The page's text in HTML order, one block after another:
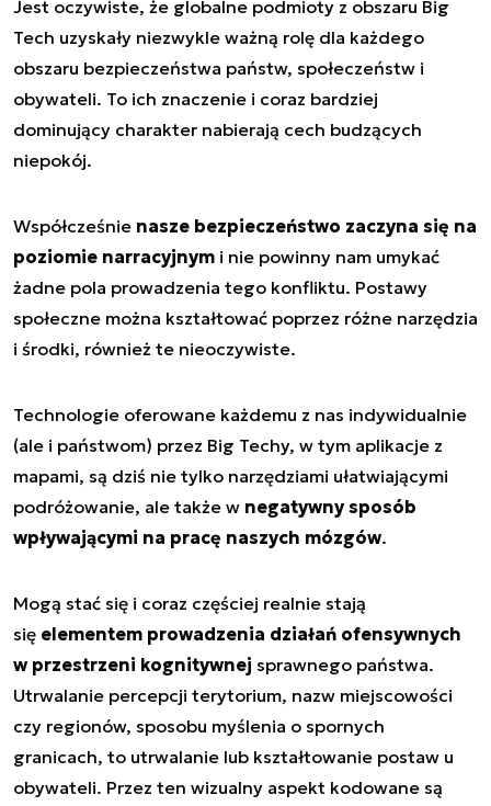
Jest oczywiste, że globalne podmioty z obszaru Big
Tech uzyskały niezwykle ważną rolę dla każdego
obszaru bezpieczeństwa państw, społeczeństw i
obywateli. To ich znaczenie i coraz bardziej
dominujący charakter nabierają cech budzących
niepokój.
Współcześnie nasze bezpieczeństwo zaczyna się na
poziomie narracyjnym i nie powinny nam umykać
żadne pola prowadzenia tego konfliktu. Postawy
społeczne można kształtować poprzez różne narzędzia
i środki, również te nieoczywiste.
Technologie oferowane każdemu z nas indywidualnie
(ale i państwom) przez Big Techy, w tym aplikacje z
mapami, są dziś nie tylko narzędziami ułatwiającymi
podróżowanie, ale także w negatywny sposób
wpływającymi na pracę naszych mózgów.
Mogą stać się i coraz częściej realnie stają
się elementem prowadzenia działań ofensywnych
w przestrzeni kognitywnej sprawnego państwa.
Utrwalanie percepcji terytorium, nazw miejscowości
czy regionów, sposobu myślenia o spornych
granicach, to utrwalanie lub kształtowanie postaw u
obywateli. Przez ten wizualny aspekt kodowane są